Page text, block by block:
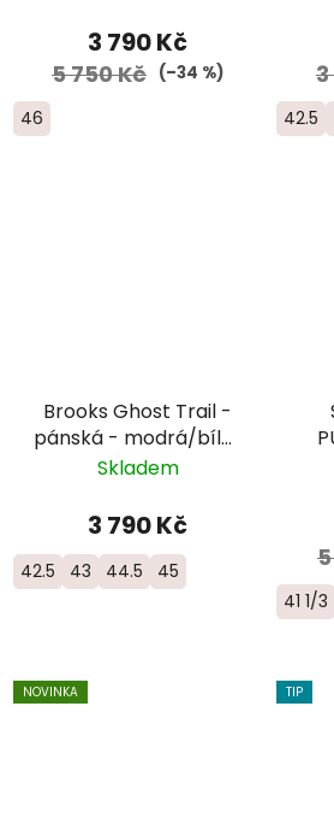
3 790 Kč
5 750 Kč (–34 %)
46 42.5
Brooks Ghost Trail -
pánská - modrá/bílá/
žlutá
Skladem
3 790 Kč
42.5 43 44.5 45
41 1/3
NOVINKA TIP